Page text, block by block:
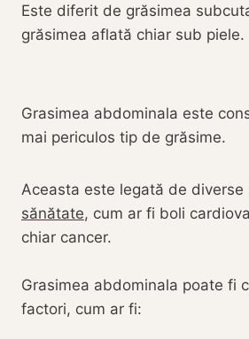
Este diferit de grăsimea
grăsimea aflată chiar sub piele.
Grasimea abdominala este
mai periculos tip de grăsime.
Aceasta este legată de diverse
sănătate, cum ar fi boli
chiar cancer.
Grasimea abdominala poate fi
factori, cum ar fi: